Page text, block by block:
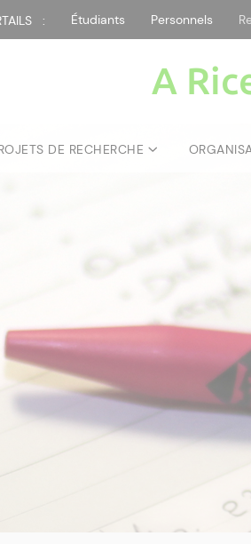
: Étudiants Personnels
A
DE RECHERCHE